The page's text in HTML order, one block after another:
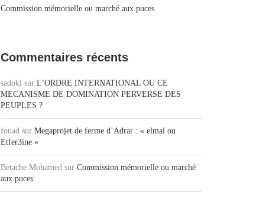
Commission mémorielle ou marché aux puces
Commentaires récents
sadoki sur L’ORDRE INTERNATIONAL OU CE
MECANISME DE DOMINATION PERVERSE DES
PEUPLES ?
fouad sur Megaprojet de ferme d’Adrar : « elmal ou
Etfer3ine »
Betache Mohamed sur Commission mémorielle ou marché
aux puces